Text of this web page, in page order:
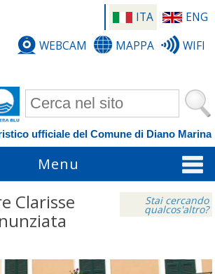
ITA
ENG
WEBCAM
MAPPA WIFI
Form di ricerca
ufficiale del Comune di Diano Marina
Menu
Stai cercando
qualcos'altro?
Clarisse